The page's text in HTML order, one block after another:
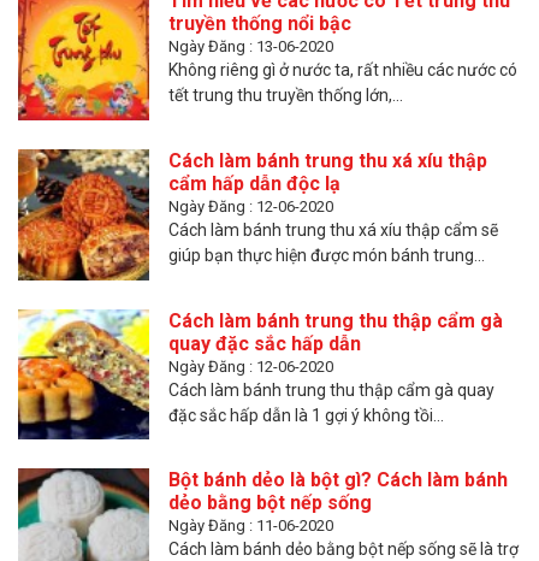
truyền thống nổi bậc
Ngày Đăng : 13-06-2020
Không riêng gì ở nước ta, rất nhiều các nước có
tết trung thu truyền thống lớn,...
Cách làm bánh trung thu xá xíu thập
cẩm hấp dẫn độc lạ
Ngày Đăng : 12-06-2020
Cách làm bánh trung thu xá xíu thập cẩm sẽ
giúp bạn thực hiện được món bánh trung...
Cách làm bánh trung thu thập cẩm gà
quay đặc sắc hấp dẫn
Ngày Đăng : 12-06-2020
Cách làm bánh trung thu thập cẩm gà quay
đặc sắc hấp dẫn là 1 gợi ý không tồi...
Bột bánh dẻo là bột gì? Cách làm bánh
dẻo bằng bột nếp sống
Ngày Đăng : 11-06-2020
Cách làm bánh dẻo bằng bột nếp sống sẽ là trợ